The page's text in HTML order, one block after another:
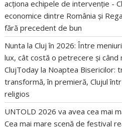
acționa echipele de intervenție -
economice dintre România și
fără precedent de bun
Nunta la Cluj în 2026: Între
lux, cât costă o petrecere și când
ClujToday la Noaptea Bisericilor:
transformă, în premieră, Clujul
religios
UNTOLD 2026 va avea cea mai
Cea mai mare scenă de festival